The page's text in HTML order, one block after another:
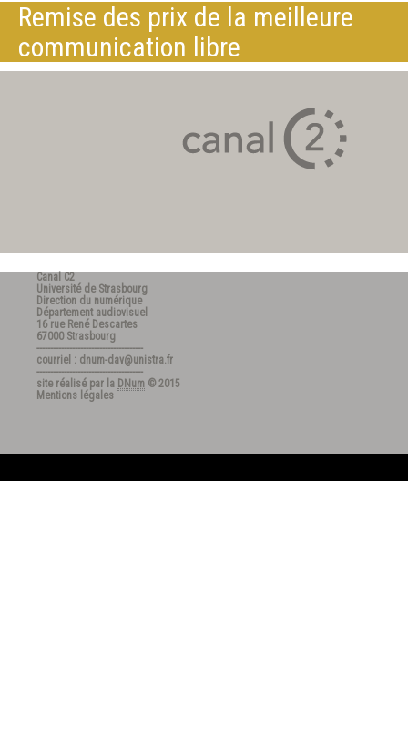
Remise des prix de la meilleure
communication libre
Canal C2
Université de Strasbourg
Direction du numérique
Département audiovisuel
16 rue René Descartes
67000 Strasbourg
---------------------------------------
courriel : dnum-dav@unistra.fr
---------------------------------------
site réalisé par la DNum © 2015
Mentions légales